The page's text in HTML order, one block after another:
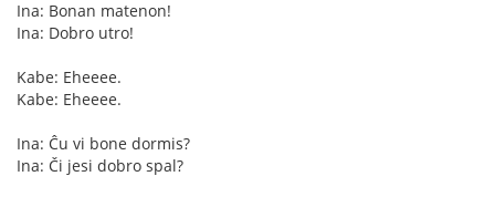
Ina: Bonan matenon!
Ina: Dobro utro!
Kabe: Eheeee.
Kabe: Eheeee.
Ina: Ĉu vi bone dormis?
Ina: Či jesi dobro spal?